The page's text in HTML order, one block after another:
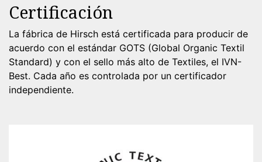
Certificación
La fábrica de Hirsch está certificada para producir de
acuerdo con el estándar GOTS (Global Organic Textil
Standard) y con el sello más alto de Textiles, el IVN-
Best. Cada año es controlada por un certificador
independiente.